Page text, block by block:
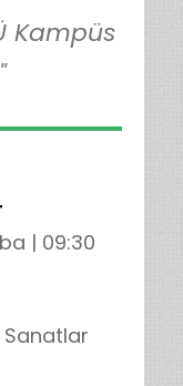
Kampüs
| 09:30
Sanatlar